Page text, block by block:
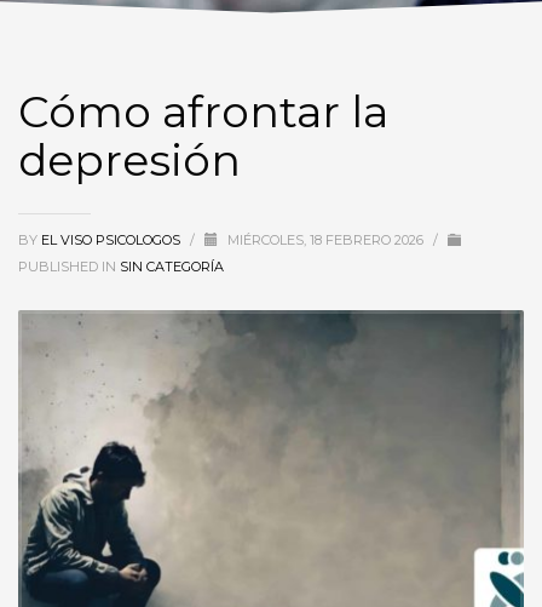
Cómo afrontar la
depresión
BY EL VISO PSICOLOGOS / MIÉRCOLES, 18 FEBRERO 2026 /
PUBLISHED IN SIN CATEGORÍA